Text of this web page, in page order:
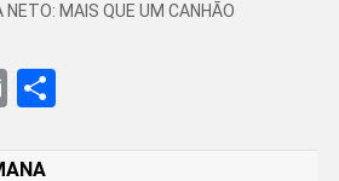
NETO: MAIS QUE UM CANHÃO
EmailShare